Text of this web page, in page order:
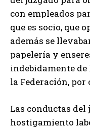
con empleados
que es socio, que
además se
papelería y
indebidamente de
la Federación, por
Las conductas del
hostigamiento